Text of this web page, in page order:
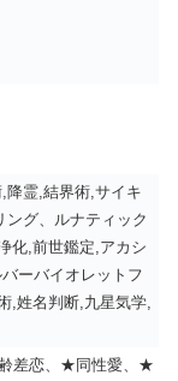
降霊,結界術,サイキ
ング、ルナティック
化,前世鑑定,アカシ
ーバイオレットフ
,姓名判断,九星気学,
差恋、★同性愛、★